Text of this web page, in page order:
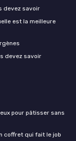
devez savoir
est la meilleure
devez savoir
pour pâtisser sans
coffret qui fait le job